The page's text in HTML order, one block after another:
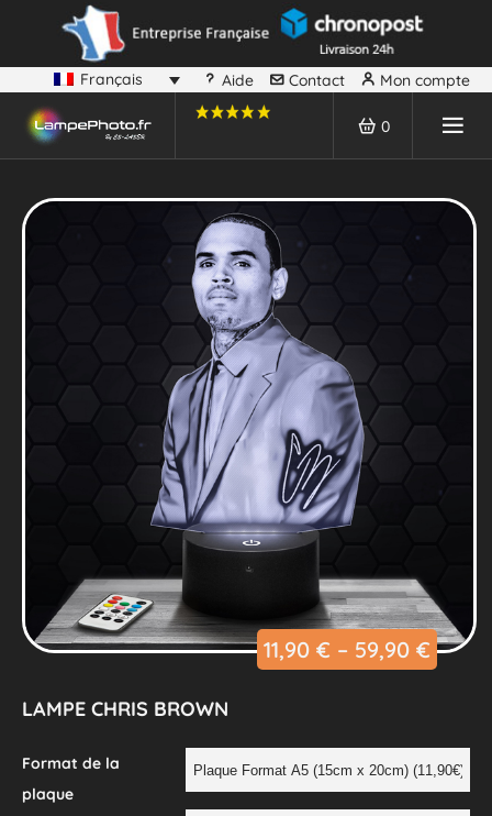
Français Aide Contact Mon compte
0
11,90 € – 59,90 €
LAMPE CHRIS BROWN
Format de la
plaque